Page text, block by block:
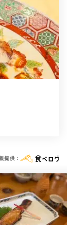
に宿泊した場
鯛や料理長厳
ではの和食フ
しか
います。
提供：